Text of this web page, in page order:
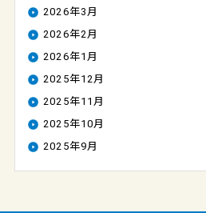
2026年3月
2026年2月
2026年1月
2025年12月
2025年11月
2025年10月
2025年9月